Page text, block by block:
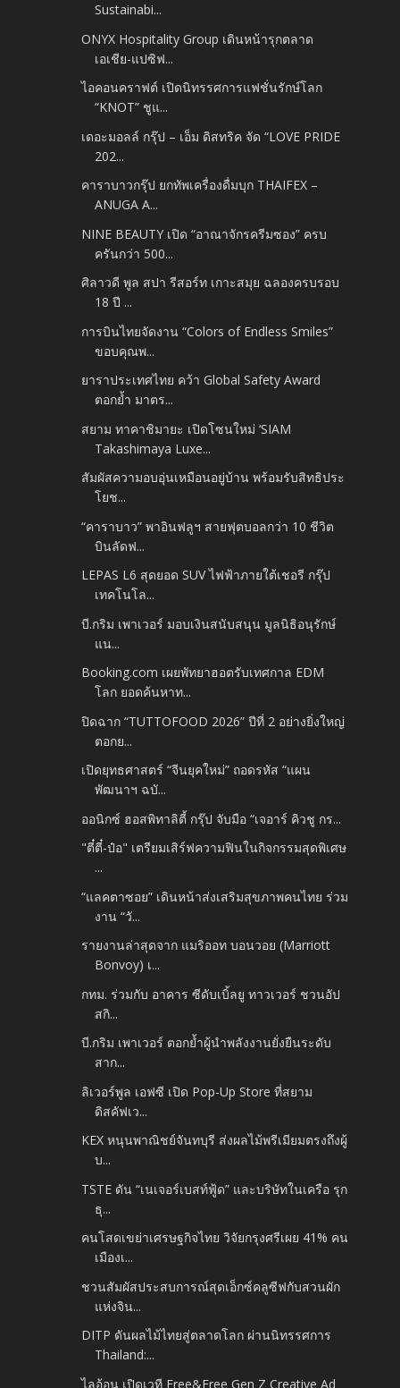
Sustainabi...
ONYX Hospitality Group เดินหน้ารุกตลาด
เอเชีย-แปซิฟ...
ไอคอนคราฟต์ เปิดนิทรรศการแฟชั่นรักษ์โลก
“KNOT” ชูแ...
เดอะมอลล์ กรุ๊ป – เอ็ม ดิสทริค จัด “LOVE PRIDE
202...
คาราบาวกรุ๊ป ยกทัพเครื่องดื่มบุก THAIFEX –
ANUGA A...
NINE BEAUTY เปิด “อาณาจักรครีมซอง” ครบ
ครันกว่า 500...
ศิลาวดี พูล สปา รีสอร์ท เกาะสมุย ฉลองครบรอบ
18 ปี ...
การบินไทยจัดงาน “Colors of Endless Smiles”
ขอบคุณพ...
ยาราประเทศไทย คว้า Global Safety Award
ตอกย้ำ มาตร...
สยาม ทาคาชิมายะ เปิดโซนใหม่ ‘SIAM
Takashimaya Luxe...
สัมผัสความอบอุ่นเหมือนอยู่บ้าน พร้อมรับสิทธิประ
โยช...
“คาราบาว” พาอินฟลูฯ สายฟุตบอลกว่า 10 ชีวิต
บินลัดฟ...
LEPAS L6 สุดยอด SUV ไฟฟ้าภายใต้เชอรี กรุ๊ป
เทคโนโล...
บี.กริม เพาเวอร์ มอบเงินสนับสนุน มูลนิธิอนุรักษ์
แน...
Booking.com เผยพัทยาฮอตรับเทศกาล EDM
โลก ยอดค้นหาท...
ปิดฉาก “TUTTOFOOD 2026” ปีที่ 2 อย่างยิ่งใหญ่
ตอกย...
เปิดยุทธศาสตร์ “จีนยุคใหม่” ถอดรหัส “แผน
พัฒนาฯ ฉบั...
ออนิกซ์ ฮอสพิทาลิตี้ กรุ๊ป จับมือ “เจอาร์ คิวชู กร...
"ตี๋ตี๋-ป๋อ" เตรียมเสิร์ฟความฟินในกิจกรรมสุดพิเศษ
...
“แลคตาซอย” เดินหน้าส่งเสริมสุขภาพคนไทย ร่วม
งาน “วั...
รายงานล่าสุดจาก แมริออท บอนวอย (Marriott
Bonvoy) เ...
กทม. ร่วมกับ อาคาร ซีดับเบิ้ลยู ทาวเวอร์ ชวนอัป
สกิ...
บี.กริม เพาเวอร์ ตอกย้ำผู้นำพลังงานยั่งยืนระดับ
สาก...
ลิเวอร์พูล เอฟซี เปิด Pop-Up Store ที่สยาม
ดิสคัฟเว...
KEX หนุนพาณิชย์จันทบุรี ส่งผลไม้พรีเมียมตรงถึงผู้
บ...
TSTE ดัน “เนเจอร์เบสท์ฟู้ด” และบริษัทในเครือ รุก
ธุ...
คนโสดเขย่าเศรษฐกิจไทย วิจัยกรุงศรีเผย 41% คน
เมืองเ...
ชวนสัมผัสประสบการณ์สุดเอ็กซ์คลูซีฟกับสวนผัก
แห่งจิน...
DITP ดันผลไม้ไทยสู่ตลาดโลก ผ่านนิทรรศการ
Thailand:...
ไลอ้อน เปิดเวที Free&Free Gen Z Creative Ad